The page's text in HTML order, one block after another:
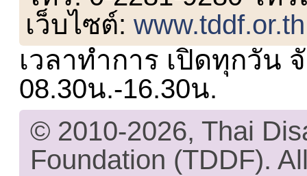
เว็บไซต์:www.tddf.or.th
เวลาทำการ เปิดทุกวัน
08.30น.-16.30น.
© 2010-2026, Thai
Foundation (TDDF).